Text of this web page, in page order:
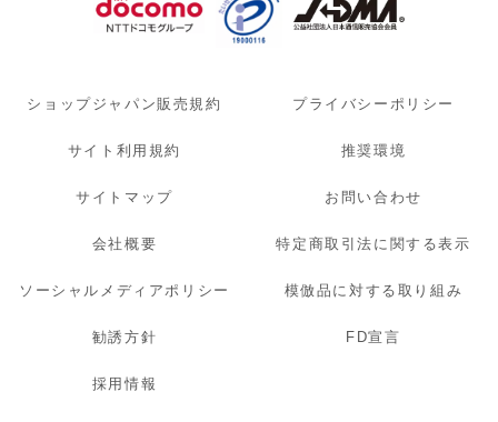
ショップジャパン販売規約 プライバシーポリシー
サイト利用規約 推奨環境
サイトマップ お問い合わせ
会社概要 特定商取引法に関する表示
ソーシャルメディアポリシー 模倣品に対する取り組み
勧誘方針 FD宣言
採用情報